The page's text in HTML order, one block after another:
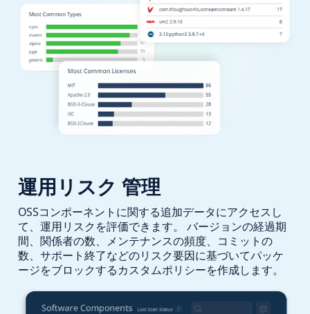
運用リスク 管理
OSSコンポーネントに関する追加データにアクセスし
て、運用リスクを評価できます。 バージョンの経過期
間、関係者の数、メンテナンスの頻度、コミットの
数、サポート終了などのリスク要因に基づいてパッケ
ージをブロックするカスタムポリシーを作成します。